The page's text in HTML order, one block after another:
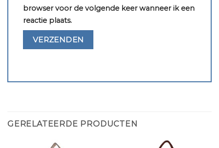
browser voor de volgende keer wanneer ik een
reactie plaats.
GERELATEERDE PRODUCTEN